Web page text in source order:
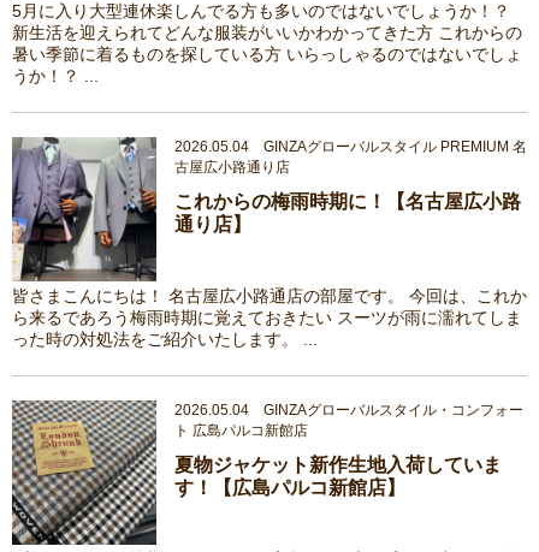
5月に入り大型連休楽しんでる方も多いのではないでしょうか！？
新生活を迎えられてどんな服装がいいかわかってきた方 これからの
暑い季節に着るものを探している方 いらっしゃるのではないでしょ
うか！？ ...
2026.05.04 GINZAグローバルスタイル PREMIUM 名
古屋広小路通り店
これからの梅雨時期に！【名古屋広小路
通り店】
皆さまこんにちは！ 名古屋広小路通店の部屋です。 今回は、これか
ら来るであろう梅雨時期に覚えておきたい スーツが雨に濡れてしま
った時の対処法をご紹介いたします。 ...
2026.05.04 GINZAグローバルスタイル・コンフォー
ト 広島パルコ新館店
夏物ジャケット新作生地入荷していま
す！【広島パルコ新館店】